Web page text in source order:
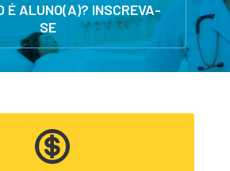
É ALUNO(A)? INSCREVA-
SE